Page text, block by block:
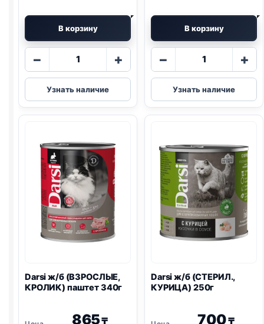
В корзину
−
Количество
Darsi
ж/
б
ИНДЕЙКА)
паштет
340г
+
Узнать наличие
В корзину
−
Количество
Darsi
ж/
б
паштет
340г
+
Узнать наличие
Darsi ж/б (ВЗРОСЛЫЕ,
КРОЛИК) паштет 340г
865₸
Darsi ж/б (СТЕРИЛ.,
КУРИЦА) 250г
700₸